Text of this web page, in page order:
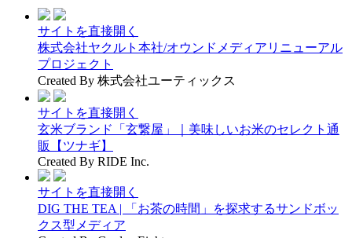
サイトを直接開く
株式会社ヤクルト本社/オウンドメディアリニューアル
プロジェクト
Created By 株式会社ユーティックス
サイトを直接開く
玄米ブランド「玄繋屋」｜美味しいお米のセレクト通
販【ツナギ】
Created By RIDE Inc.
サイトを直接開く
DIG THE TEA | 「お茶の時間」を探求するサンドボッ
クス型メディア